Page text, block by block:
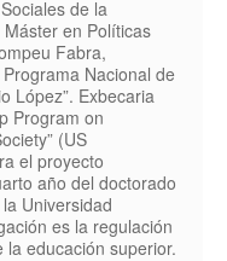
de la
en Políticas
Fabra,
Nacional de
López”. Exbecaria
Program on
(US
el proyecto
año del doctorado
Universidad
es la regulación
educación superior.